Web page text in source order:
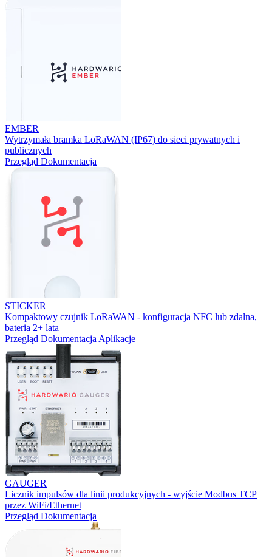
EMBER
Wytrzymała bramka LoRaWAN (IP67) do sieci prywatnych i
publicznych
Przegląd Dokumentacja
STICKER
Kompaktowy czujnik LoRaWAN - konfiguracja NFC lub zdalna,
bateria 2+ lata
Przegląd Dokumentacja Aplikacje
GAUGER
Licznik impulsów dla linii produkcyjnych - wyjście Modbus TCP
przez WiFi/Ethernet
Przegląd Dokumentacja